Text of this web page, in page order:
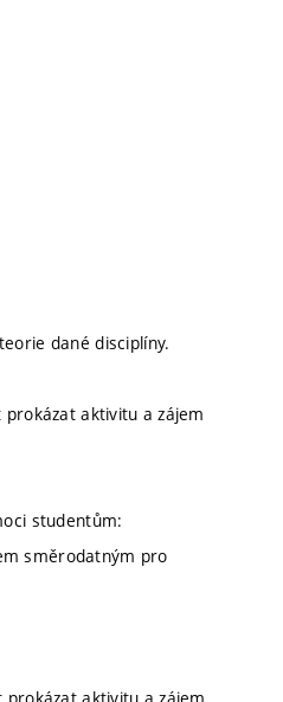
dané disciplíny.
aktivitu a zájem
studentům:
směrodatným pro